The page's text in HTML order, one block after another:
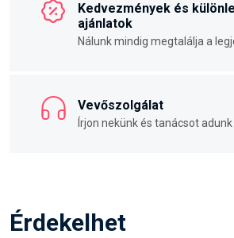
Kedvezmények és
ajánlatok
Nálunk mindig megtalálja a
Vevőszolgálat
Írjon nekünk és tanácsot adunk
Érdekelhet